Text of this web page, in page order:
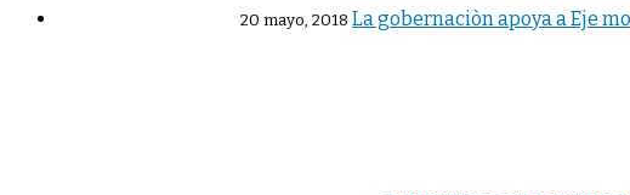
20 mayo, 2018 La gobernaciòn apoya a Eje